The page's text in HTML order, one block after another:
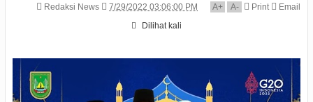
Redaksi News 7/29/2022 03:06:00 PM A+ A- Print
Email
Dilihat kali